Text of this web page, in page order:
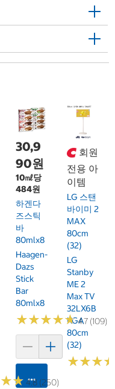
★★
★★ 4.8 (250)
30,9
90원
10㎖당
484원
하겐다
즈스틱
바
80mlx8
Haagen-
Dazs
Stick
Bar
80mlx8
★★★★★
★★★★★4.7 (109)
카트에 담기
회원
전용 아
이템
LG 스탠
바이미 2
MAX
80cm
(32)
LG
Stanby
ME 2
Max TV
32LX6B
KGA
80cm
(32)
★★★
★★★